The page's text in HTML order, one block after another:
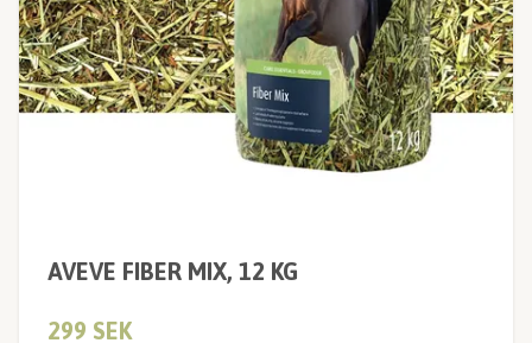
AVEVE FIBER MIX, 12 KG
299 SEK